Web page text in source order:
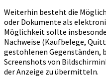
Weiterhin besteht die
oder Dokumente als
Möglichkeit sollte
Nachweise (Kaufbelege,
gestohlenen Gegenständen,
Screenshots von
der Anzeige zu übermitteln.